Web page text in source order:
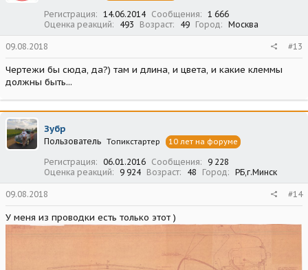
Регистрация 14.06.2014 Сообщения
1 666
Оценка реакций
493 Возраст 49 Город Москва
09.08.2018 #13
Чертежи бы сюда, да?) там и длина, и цвета, и какие клеммы
должны быть...
Зубр
Пользователь Топикстартер 10 лет на форуме
Регистрация 06.01.2016 Сообщения
9 228
Оценка реакций
9 924 Возраст 48 Город РБ,г.Минск
09.08.2018 #14
У меня из проводки есть только этот )